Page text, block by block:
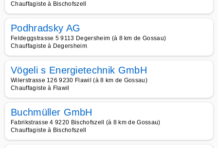
Chauffagiste à Bischofszell
Podhradsky AG
Feldeggstrasse 5 9113 Degersheim (à 8 km de Gossau)
Chauffagiste à Degersheim
Vögeli s Energietechnik GmbH
Wilerstrasse 126 9230 Flawil (à 8 km de Gossau)
Chauffagiste à Flawil
Buchmüller GmbH
Fabrikstrasse 4 9220 Bischofszell (à 8 km de Gossau)
Chauffagiste à Bischofszell